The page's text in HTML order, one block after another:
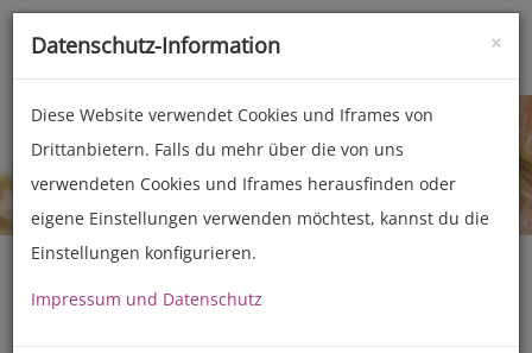
Toggle
×
Datenschutz-Information
Diese Website verwendet Cookies und Iframes von
Drittanbietern. Falls du mehr über die von uns
verwendeten Cookies und Iframes herausfinden oder
eigene Einstellungen verwenden möchtest, kannst du die
Einstellungen konfigurieren.
Impressum und Datenschutz